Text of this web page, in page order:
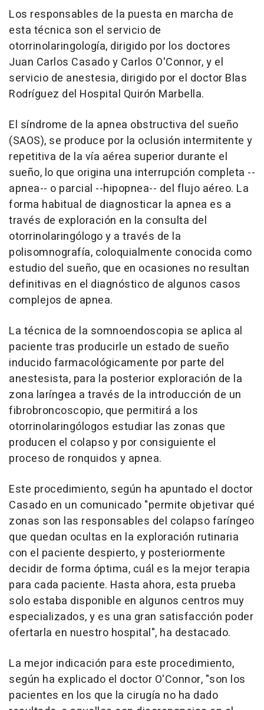
Los responsables de la puesta en marcha de
esta técnica son el servicio de
otorrinolaringología, dirigido por los doctores
Juan Carlos Casado y Carlos O'Connor, y el
servicio de anestesia, dirigido por el doctor Blas
Rodríguez del Hospital Quirón Marbella.
El síndrome de la apnea obstructiva del sueño
(SAOS), se produce por la oclusión intermitente y
repetitiva de la vía aérea superior durante el
sueño, lo que origina una interrupción completa --
apnea-- o parcial --hipopnea-- del flujo aéreo. La
forma habitual de diagnosticar la apnea es a
través de exploración en la consulta del
otorrinolaringólogo y a través de la
polisomnografía, coloquialmente conocida como
estudio del sueño, que en ocasiones no resultan
definitivas en el diagnóstico de algunos casos
complejos de apnea.
La técnica de la somnoendoscopia se aplica al
paciente tras producirle un estado de sueño
inducido farmacológicamente por parte del
anestesista, para la posterior exploración de la
zona laríngea a través de la introducción de un
fibrobroncoscopio, que permitirá a los
otorrinolaringólogos estudiar las zonas que
producen el colapso y por consiguiente el
proceso de ronquidos y apnea.
Este procedimiento, según ha apuntado el doctor
Casado en un comunicado "permite objetivar qué
zonas son las responsables del colapso faríngeo
que quedan ocultas en la exploración rutinaria
con el paciente despierto, y posteriormente
decidir de forma óptima, cuál es la mejor terapia
para cada paciente. Hasta ahora, esta prueba
solo estaba disponible en algunos centros muy
especializados, y es una gran satisfacción poder
ofertarla en nuestro hospital", ha destacado.
La mejor indicación para este procedimiento,
según ha explicado el doctor O'Connor, "son los
pacientes en los que la cirugía no ha dado